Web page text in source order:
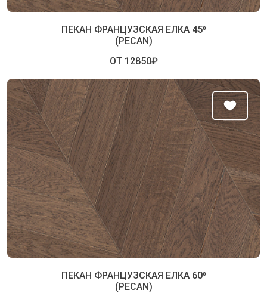
ПЕКАН ФРАНЦУЗСКАЯ ЕЛКА 45⁰
(PECAN)
ОТ 12850₽
ПЕКАН ФРАНЦУЗСКАЯ ЕЛКА 60⁰
(PECAN)